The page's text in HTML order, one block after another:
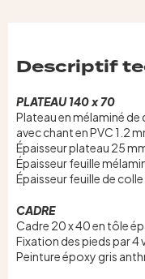
Descriptif
PLATEAU 140 x 70
Plateau en mélaminé
avec chant en PVC 1.2
Épaisseur plateau 25
Épaisseur feuille
Épaisseur feuille de
CADRE
Cadre 20 x 40 en tôle
Fixation des pieds par 4
Peinture époxy gris